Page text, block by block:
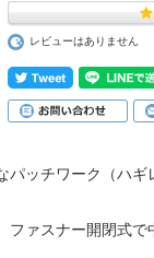
レビューはありません
パッチワーク（ハギ
ファスナー開閉式で